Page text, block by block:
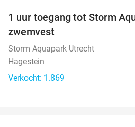
1 uur toegang tot Storm
zwemvest
Storm Aquapark Utrecht
Hagestein
Verkocht: 1.869